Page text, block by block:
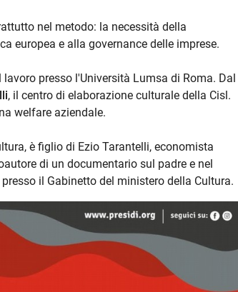
nel metodo: la necessità della
europea e alla governance delle imprese.
presso l'Università Lumsa di Roma. Dal
, il centro di elaborazione culturale della Cisl.
welfare aziendale.
è figlio di Ezio Tarantelli, economista
di un documentario sul padre e nel
il Gabinetto del ministero della Cultura.